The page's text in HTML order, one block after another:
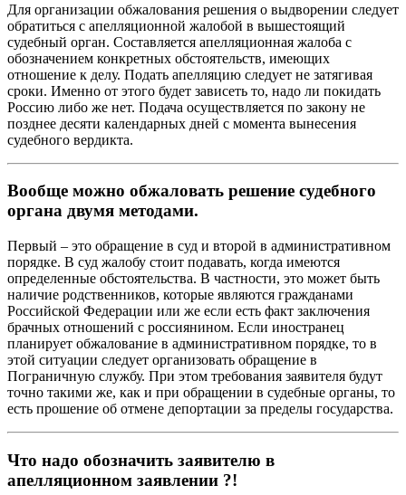
Для организации обжалования решения о выдворении следует
обратиться с апелляционной жалобой в вышестоящий
судебный орган. Составляется апелляционная жалоба с
обозначением конкретных обстоятельств, имеющих
отношение к делу. Подать апелляцию следует не затягивая
сроки. Именно от этого будет зависеть то, надо ли покидать
Россию либо же нет. Подача осуществляется по закону не
позднее десяти календарных дней с момента вынесения
судебного вердикта.
Вообще можно обжаловать решение судебного
органа двумя методами.
Первый – это обращение в суд и второй в административном
порядке. В суд жалобу стоит подавать, когда имеются
определенные обстоятельства. В частности, это может быть
наличие родственников, которые являются гражданами
Российской Федерации или же если есть факт заключения
брачных отношений с россиянином. Если иностранец
планирует обжалование в административном порядке, то в
этой ситуации следует организовать обращение в
Пограничную службу. При этом требования заявителя будут
точно такими же, как и при обращении в судебные органы, то
есть прошение об отмене депортации за пределы государства.
Что надо обозначить заявителю в
апелляционном заявлении ?!